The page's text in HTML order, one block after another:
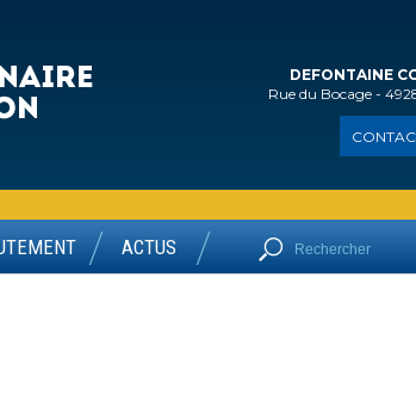
DEFONTAINE
Rue du Bocage -
ACTUS